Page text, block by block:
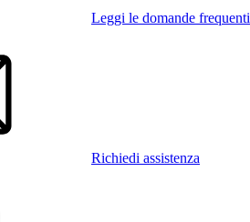
Leggi le domande frequenti
Richiedi assistenza